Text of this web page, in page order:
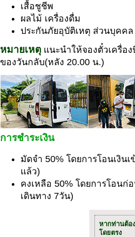
เสื้อชูชีพ
ผลไม้ เครื่องดื่ม
ประกันภัยอุบัติเหตุ ส่วนบุคคล
หมายเหตุ แนะนำให้จองตั๋วเครื่อ
ของวันกลับ(หลัง 20.00 น.)
การชำระเงิน
มัดจำ 50% โดยการโอนเงิน
แล้ว)
คงเหลือ 50% โดยการโอน
เดินทาง 7วัน)
หากท่านต้อ
โดยตรง